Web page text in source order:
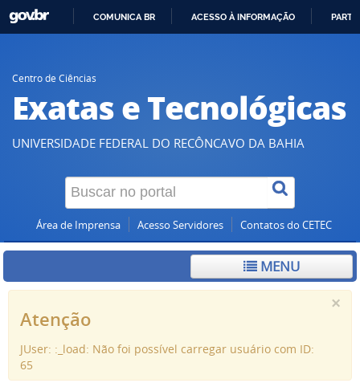
COMUNICA BR ACESSO À INFORMAÇÃO
Centro de Ciências
Exatas e Tecnológicas
UNIVERSIDADE FEDERAL DO RECÔNCAVO DA BAHIA
Área de Imprensa Acesso Servidores Contatos do CETEC
MENU
×
Atenção
JUser: :_load: Não foi possível carregar usuário com ID:
65